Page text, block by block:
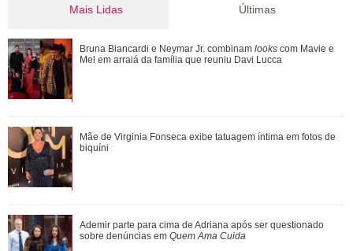
Mais Lidas
Ademir parte para cima de Adriana após ser questionado
sobre denúncias em Quem Ama Cuida
Bruna Biancardi e Neymar Jr. combinam looks com Mavie e
Mel em arraiá da família que reuniu...
Após momento delicado, Gabriel Medina se declara para
Isabella Arantes: Minha princesa
Últimas
Bruna Biancardi e Neymar Jr. combinam looks com Mavie e
Mel em arraiá da família que reuniu Davi Lucca
Mãe de Virginia Fonseca exibe tatuagem íntima em fotos de
biquíni
Ademir parte para cima de Adriana após ser questionado
sobre denúncias em Quem Ama Cuida